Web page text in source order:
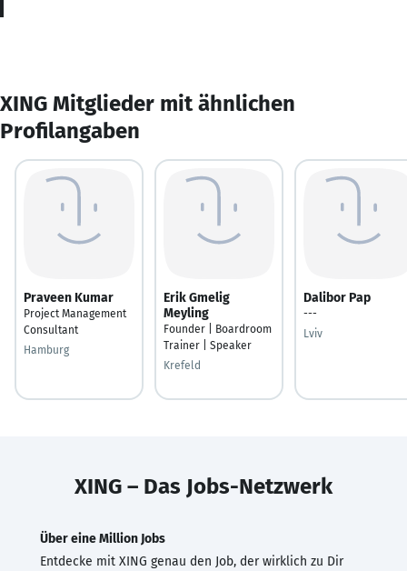
XING Mitglieder mit ähnlichen
Profilangaben
Praveen Kumar
Project Management
Consultant
Hamburg
Erik Gmelig
Meyling
Founder | Boardroom
Trainer | Speaker
Krefeld
Dalibor Pap
---
Lviv
XING – Das Jobs-Netzwerk
Über eine Million Jobs
Entdecke mit XING genau den Job, der wirklich zu Dir